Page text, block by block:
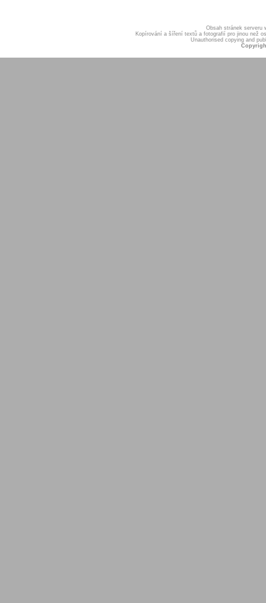
Obsah stránek serveru
Kopírování a šíření textů a fotografií pro jinou než
Unauthorised copying and